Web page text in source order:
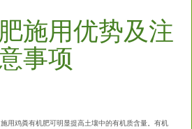
施用优势及注
事项
鸡粪有机肥可明显提高土壤中的有机质含量。有机